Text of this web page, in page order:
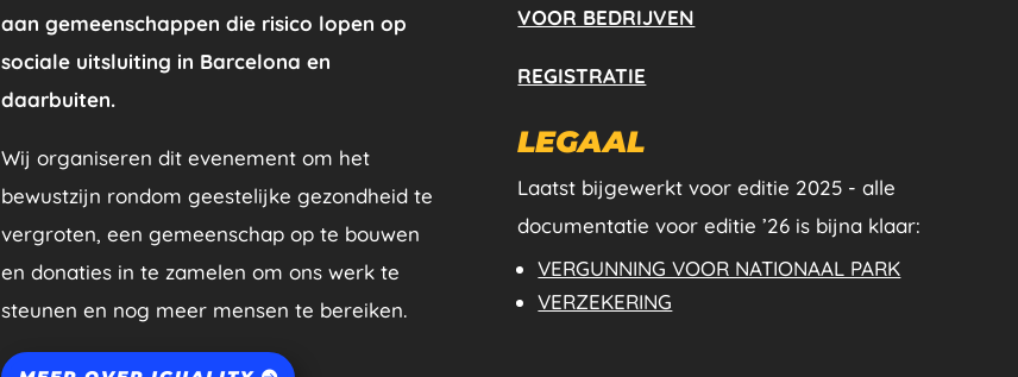
aan gemeenschappen die risico lopen op
sociale uitsluiting in Barcelona en
daarbuiten.
Wij organiseren dit evenement om het
bewustzijn rondom geestelijke gezondheid te
vergroten, een gemeenschap op te bouwen
en donaties in te zamelen om ons werk te
steunen en nog meer mensen te bereiken.
VOOR BEDRIJVEN
REGISTRATIE
LEGAAL
Laatst bijgewerkt voor editie 2025 - alle
documentatie voor editie ’26 is bijna klaar:
VERGUNNING VOOR NATIONAAL PARK
VERZEKERING